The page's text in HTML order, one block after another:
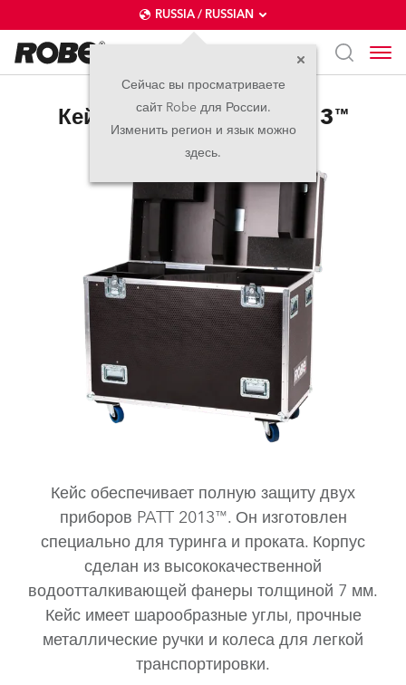
RUSSIA / RUSSIAN
Сейчас вы просматриваете
сайт Robe для России.
Изменить регион и язык можно
здесь.
Кейс Для Двух PATT 2013™
Кейс обеспечивает полную защиту двух
приборов PATT 2013™. Он изготовлен
специально для туринга и проката. Корпус
сделан из высококачественной
водоотталкивающей фанеры толщиной 7 мм.
Кейс имеет шарообразные углы, прочные
металлические ручки и колеса для легкой
транспортировки.